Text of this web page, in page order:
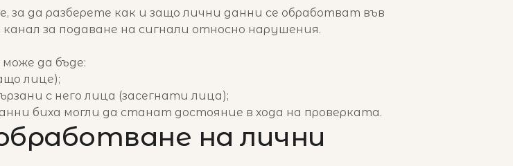
да разберете как и защо лични данни се обработват във
за подаване на сигнали относно нарушения.
да бъде:
лице);
с него лица (засегнати лица);
биха могли да станат достояние в хода на проверката.
на лични